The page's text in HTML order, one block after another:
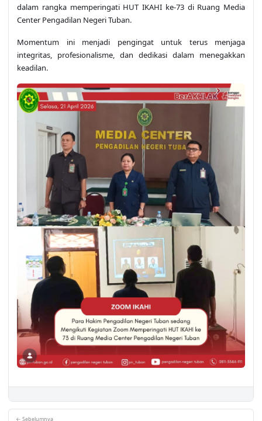
dalam rangka memperingati HUT IKAHI ke-73 di Ruang Media
Center Pengadilan Negeri Tuban.
Momentum ini menjadi pengingat untuk terus menjaga
integritas, profesionalisme, dan dedikasi dalam menegakkan
keadilan.
← Sebelumnya